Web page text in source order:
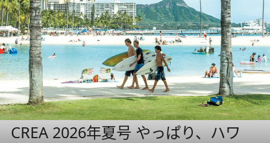
CREA 2026年夏号 やっぱり、ハワ